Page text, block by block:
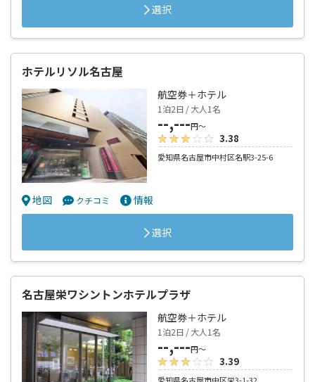
選択
ホテルリソル名古屋
航空券＋ホテル
1泊2日 / 大人1名
--,---円～
3.38
愛知県名古屋市中村区名駅3-25-6
地図 クチコミ 情報
選択
名古屋栄ワシントンホテルプラザ
航空券＋ホテル
1泊2日 / 大人1名
--,---円～
3.39
愛知県名古屋市中区栄3-1-32